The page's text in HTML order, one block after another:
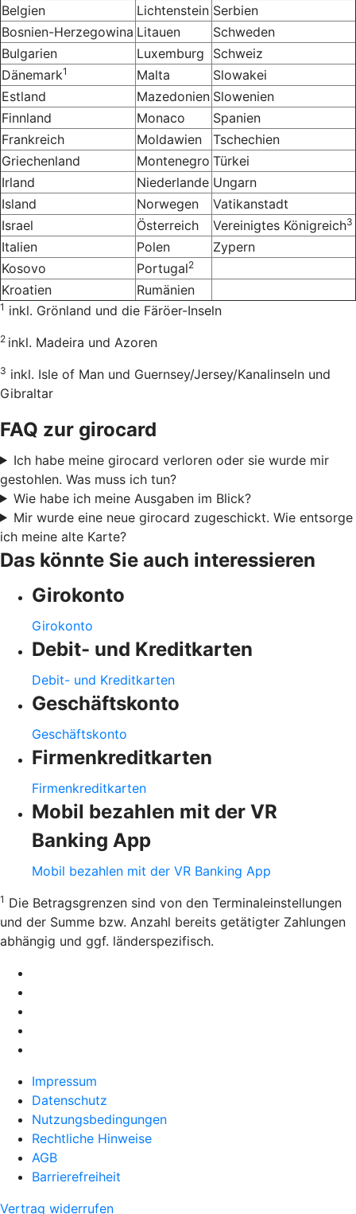
Belgien
Lichtenstein Serbien
Bosnien-Herzegowina Litauen
Schweden
Bulgarien
Luxemburg
Schweiz
Dänemark1 Malta
Slowakei
Estland
Mazedonien Slowenien
Finnland
Monaco
Spanien
Frankreich
Moldawien
Tschechien
Griechenland
Montenegro Türkei
Irland
Niederlande Ungarn
Island
Norwegen
Vatikanstadt
Israel
Österreich Vereinigtes Königreich3
Italien Polen
Zypern
Kosovo
Portugal2
Kroatien Rumänien
1 inkl. Grönland und die Färöer-Inseln
2 inkl. Madeira und Azoren
3 inkl. Isle of Man und Guernsey/Jersey/Kanalinseln und
Gibraltar
FAQ zur girocard
Ich habe meine girocard verloren oder sie wurde mir
gestohlen. Was muss ich tun?
Wie habe ich meine Ausgaben im Blick?
Mir wurde eine neue girocard zugeschickt. Wie entsorge
ich meine alte Karte?
Das könnte Sie auch interessieren
Girokonto
Girokonto
Debit- und Kreditkarten
Debit- und Kreditkarten
Geschäftskonto
Geschäftskonto
Firmenkreditkarten
Firmenkreditkarten
Mobil bezahlen mit der VR
Banking App
Mobil bezahlen mit der VR Banking App
1 Die Betragsgrenzen sind von den Terminaleinstellungen
und der Summe bzw. Anzahl bereits getätigter Zahlungen
abhängig und ggf. länderspezifisch.
Impressum
Datenschutz
Nutzungsbedingungen
Rechtliche Hinweise
AGB
Barrierefreiheit
Vertrag widerrufen